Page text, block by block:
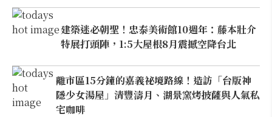
建築迷必朝聖！忠泰美術館10週年：藤本壯介
特展打頭陣，1:5大屋根8月震撼空降台北
離市區15分鐘的嘉義祕境路線！造訪「台版神
隱少女湯屋」清豐濤月、湖景窯烤披薩與人氣私
宅咖啡